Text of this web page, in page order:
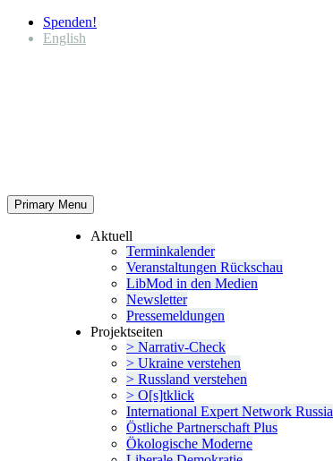
Spenden!
English
Primary Menu
Aktuell
Termin­ka­lender
Veran­stal­tungen Rückschau
LibMod in den Medien
Newsletter
Presse­mel­dungen
Projekt­seiten
> Narrativ-Check
> Ukraine verstehen
> Russland verstehen
> O[s]tklick
Inter­na­tional Expert Network Russia
Östliche Partner­schaft Plus
Ökolo­gische Moderne